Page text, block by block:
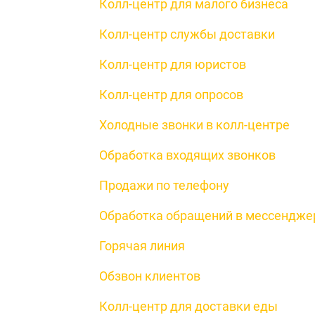
Колл-центр для малого бизнеса
Колл-центр службы доставки
Колл-центр для юристов
Колл-центр для опросов
Холодные звонки в колл-центре
Обработка входящих звонков
Продажи по телефону
Обработка обращений в
Горячая линия
Обзвон клиентов
Колл-центр для доставки еды